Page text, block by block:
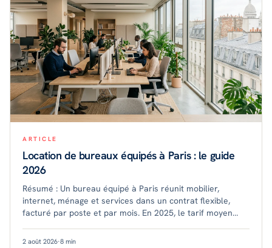
ARTICLE
Location de bureaux équipés à Paris : le guide
2026
Résumé : Un bureau équipé à Paris réunit mobilier,
internet, ménage et services dans un contrat flexible,
facturé par poste et par mois. En 2025, le tarif moyen
2 août 2026·8 min